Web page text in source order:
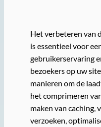
Het verbeteren van
is essentieel voor
gebruikerservaring
bezoekers op uw
manieren om de
het comprimeren
maken van caching,
verzoeken,